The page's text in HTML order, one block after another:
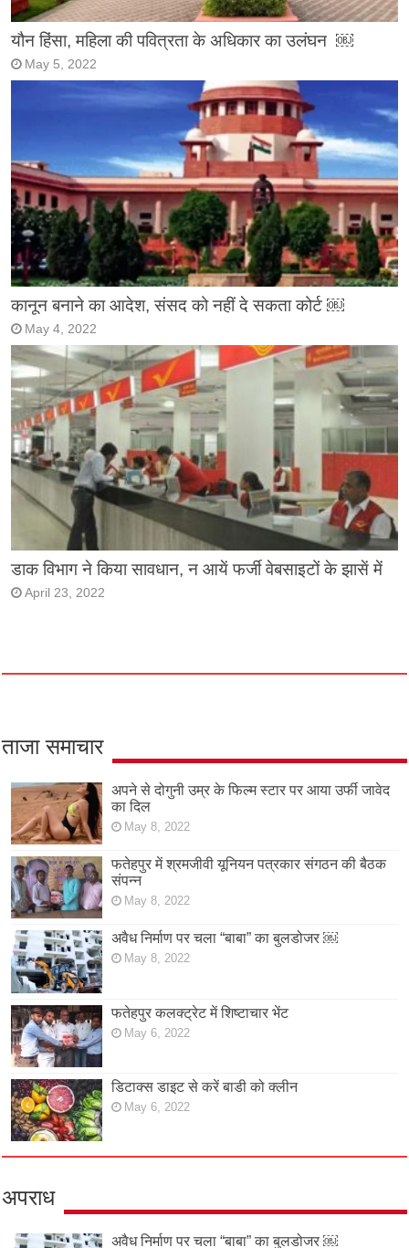
यौन हिंसा, महिला की पवित्रता के अधिकार का उलंघन ￼
May 5, 2022
कानून बनाने का आदेश, संसद को नहीं दे सकता कोर्ट ￼
May 4, 2022
डाक विभाग ने किया सावधान, न आयें फर्जी वेबसाइटों के झासें में
April 23, 2022
ताजा समाचार
अपने से दोगुनी उम्र के फिल्म स्टार पर आया उर्फी जावेद
का दिल
May 8, 2022
फतेहपुर में श्रमजीवी यूनियन पत्रकार संगठन की बैठक
संपन्न
May 8, 2022
अवैध निर्माण पर चला “बाबा” का बुलडोजर ￼
May 8, 2022
फतेहपुर कलक्ट्रेट में शिष्टाचार भेंट
May 6, 2022
डिटाक्स डाइट से करें बाडी को क्लीन
May 6, 2022
अपराध
अवैध निर्माण पर चला “बाबा” का बुलडोजर ￼